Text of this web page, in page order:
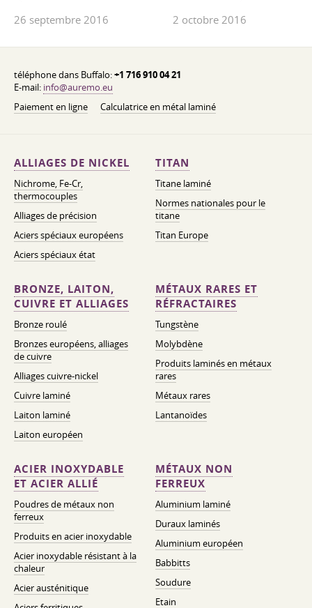
26 septembre 2016 2 octobre 2016
téléphone dans Buffalo:+1 716 910 04 21
E-mail: info@auremo.eu
Paiement en ligne
Calculatrice en métal laminé
ALLIAGES DE NICKEL
Nichrome, Fe-Cr,
thermocouples
Alliages de précision
Aciers spéciaux européens
Aciers spéciaux état
TITAN
Titane laminé
Normes nationales pour le
titane
Titan Europe
BRONZE, LAITON,
CUIVRE ET ALLIAGES
Bronze roulé
Bronzes européens, alliages
de cuivre
Alliages cuivre-nickel
Cuivre laminé
Laiton laminé
Laiton européen
MÉTAUX RARES ET
RÉFRACTAIRES
Tungstène
Molybdène
Produits laminés en métaux
rares
Métaux rares
Lantanoïdes
ACIER INOXYDABLE
ET ACIER ALLIÉ
Poudres de métaux non
ferreux
Produits en acier inoxydable
Acier inoxydable résistant à la
chaleur
Acier austénitique
MÉTAUX NON
FERREUX
Aluminium laminé
Duraux laminés
Aluminium européen
Babbitts
Soudure
Etain